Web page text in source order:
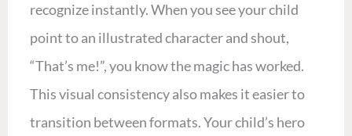
recognize instantly. When you see your child
point to an illustrated character and shout,
“That’s me!”, you know the magic has worked.
This visual consistency also makes it easier to
transition between formats. Your child’s hero